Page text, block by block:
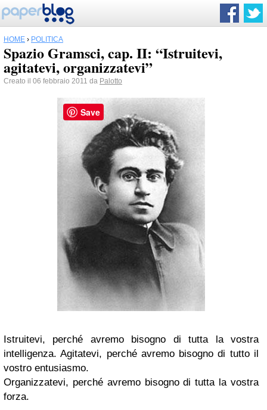
HOME › POLITICA
Spazio Gramsci, cap. II: “Istruitevi,
agitatevi, organizzatevi”
Creato il 06 febbraio 2011 da Palotto
Istruitevi, perché avremo bisogno di tutta la vostra
intelligenza. Agitatevi, perché avremo bisogno di tutto il
vostro entusiasmo.
Organizzatevi, perché avremo bisogno di tutta la vostra
forza.
Save